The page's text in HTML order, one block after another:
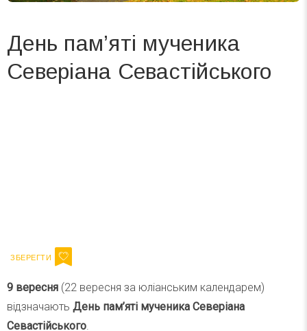
День пам’яті мученика
Северіана Севастійського
9 вересня (22 вересня за юліанським календарем)
відзначають День пам’яті мученика Северіана
Севастійського.